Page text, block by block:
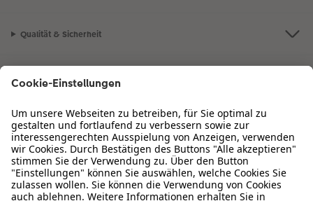
Qualität & Sicherheit
Zertifizierungen & Initiativen
CEWE Fotowelt
Sortiment